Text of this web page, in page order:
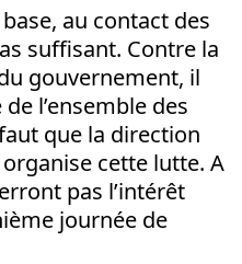
au contact des
suffisant. Contre la
gouvernement, il
l’ensemble des
que la direction
cette lutte. A
pas l’intérêt
journée de